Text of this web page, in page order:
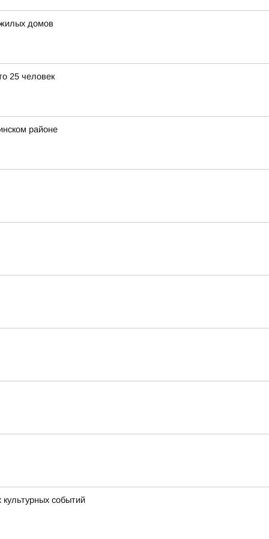
домов
25 человек
районе
событий